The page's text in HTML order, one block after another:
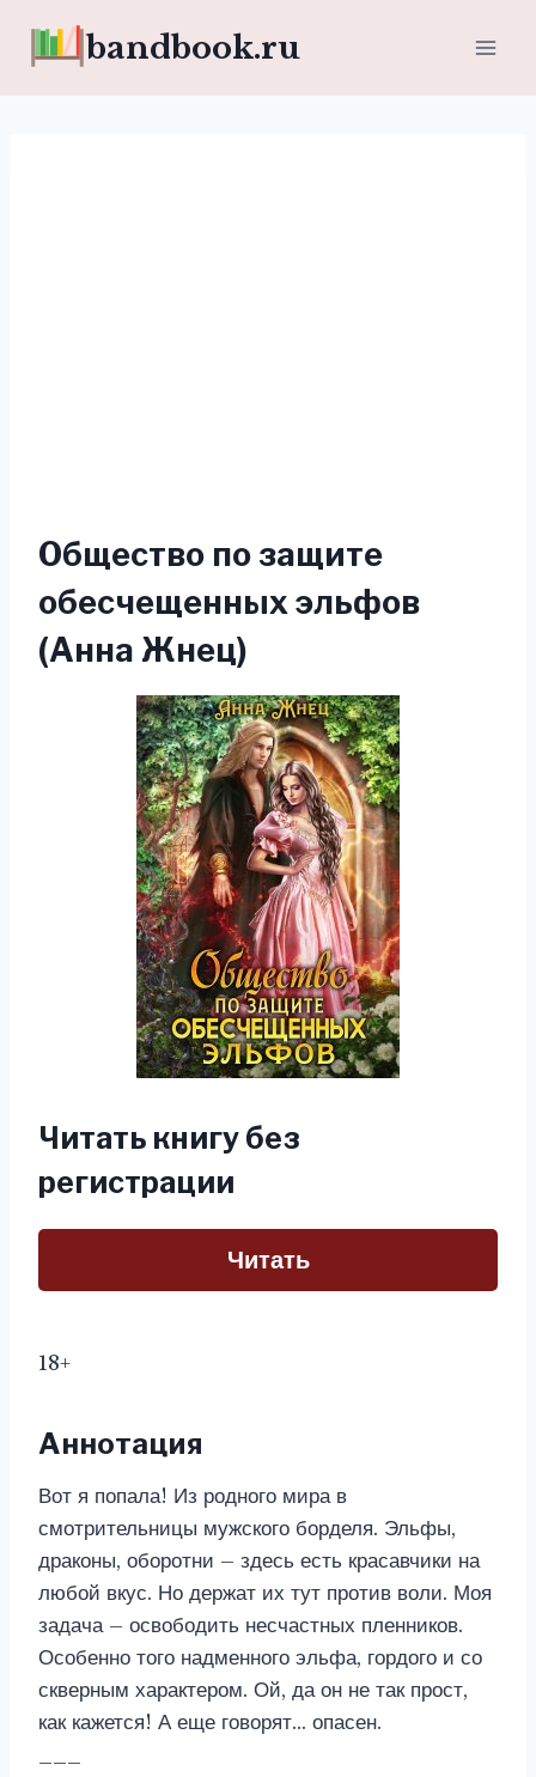
bandbook.ru
Общество по защите
обесчещенных эльфов
(Анна Жнец)
Читать книгу без
регистрации
Читать
18+
Аннотация
Вот я попала! Из родного мира в
смотрительницы мужского борделя. Эльфы,
драконы, оборотни – здесь есть красавчики на
любой вкус. Но держат их тут против воли. Моя
задача – освободить несчастных пленников.
Особенно того надменного эльфа, гордого и со
скверным характером. Ой, да он не так прост,
как кажется! А еще говорят… опасен.